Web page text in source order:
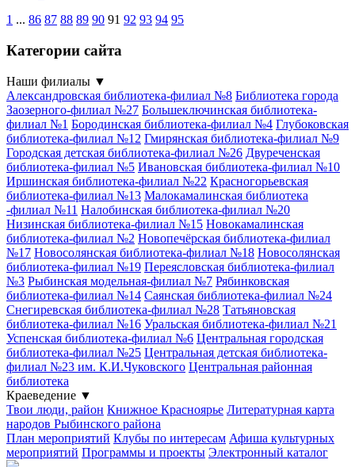
1 ... 86 87 88 89 90 91 92 93 94 95
Категории сайта
Наши филиалы ▼
Александровская библиотека-филиал №8 Библиотека города
Заозерного-филиал №27 Большеключинская библиотека-
филиал №1 Бородинская библиотека-филиал №4 Глубоковская
библиотека-филиал №12 Гмирянская библиотека-филиал №9
Городская детская библиотека-филиал №26 Двуреченская
библиотека-филиал №5 Ивановская библиотека-филиал №10
Иршинская библиотека-филиал №22 Красногорьевская
библиотека-филиал №13 Малокамалинская библиотека
-филиал №11 Налобинская библиотека-филиал №20
Низинская библиотека-филиал №15 Новокамалинская
библиотека-филиал №2 Новопечёрская библиотека-филиал
№17 Новосолянская библиотека-филиал №18 Новосолянская
библиотека-филиал №19 Переясловская библиотека-филиал
№3 Рыбинская модельная-филиал №7 Рябинковская
библиотека-филиал №14 Саянская библиотека-филиал №24
Снегиревская библиотека-филиал №28 Татьяновская
библиотека-филиал №16 Уральская библиотека-филиал №21
Успенская библиотека-филиал №6 Центральная городская
библиотека-филиал №25 Центральная детская библиотека-
филиал №23 им. К.И.Чуковского Центральная районная
библиотека
Краеведение ▼
Твои люди, район Книжное Красноярье Литературная карта
народов Рыбинского района
План мероприятий Клубы по интересам Афиша культурных
мероприятий Программы и проекты Электронный каталог